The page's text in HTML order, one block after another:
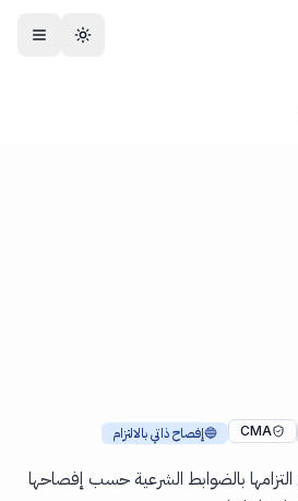
CMA
🔵إفصاح ذاتي بالالتزام
بالضوابط الشرعية حسب إفصاحها